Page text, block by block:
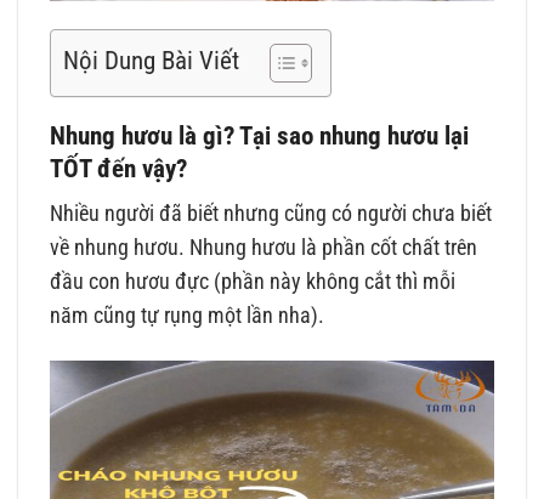
Nội Dung Bài Viết
Nhung hươu là gì? Tại sao nhung hươu lại
TỐT đến vậy?
Nhiều người đã biết nhưng cũng có người chưa biết
về nhung hươu. Nhung hươu là phần cốt chất trên
đầu con hươu đực (phần này không cắt thì mỗi
năm cũng tự rụng một lần nha).